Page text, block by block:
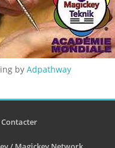
by Adpathway